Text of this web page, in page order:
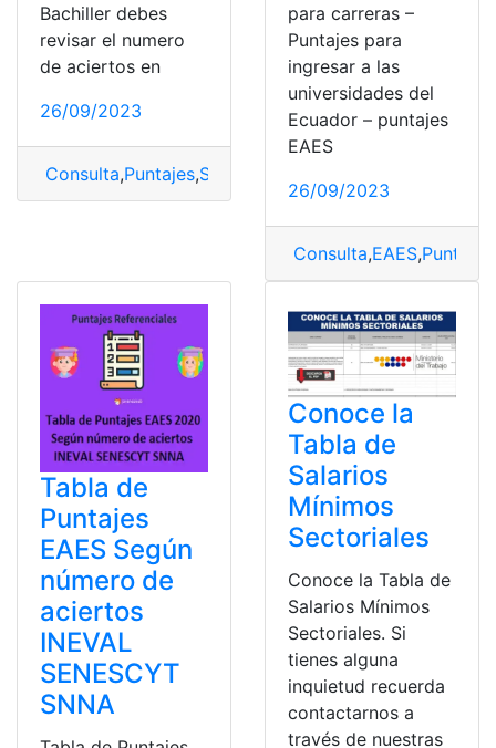
Bachiller debes
revisar el numero
de aciertos en
26/09/2023
Consulta,Puntajes,Ser Bachiller
para carreras –
Puntajes para
ingresar a las
universidades del
Ecuador – puntajes
EAES
26/09/2023
Consulta,EAES,Puntajes
Tabla de
Puntajes
EAES Según
número de
aciertos
INEVAL
SENESCYT
SNNA
Conoce la
Tabla de
Salarios
Mínimos
Sectoriales
Conoce la Tabla de
Salarios Mínimos
Sectoriales. Si
tienes alguna
inquietud recuerda
contactarnos a
través de nuestras